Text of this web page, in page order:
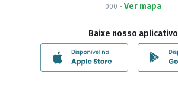
000 - Ver mapa
Baixe nosso aplicativo